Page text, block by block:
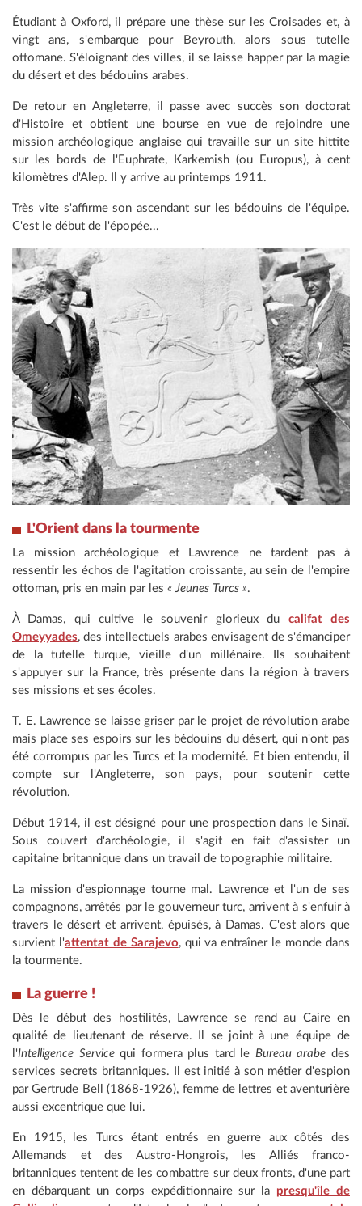
Étudiant à Oxford, il prépare une thèse sur les Croisades et, à
vingt ans, s'embarque pour Beyrouth, alors sous tutelle
ottomane. S'éloignant des villes, il se laisse happer par la magie
du désert et des bédouins arabes.
De retour en Angleterre, il passe avec succès son doctorat
d'Histoire et obtient une bourse en vue de rejoindre une
mission archéologique anglaise qui travaille sur un site hittite
sur les bords de l'Euphrate, Karkemish (ou Europus), à cent
kilomètres d'Alep. Il y arrive au printemps 1911.
Très vite s'affirme son ascendant sur les bédouins de l'équipe.
C'est le début de l'épopée...
L'Orient dans la tourmente
La mission archéologique et Lawrence ne tardent pas à
ressentir les échos de l'agitation croissante, au sein de l'empire
ottoman, pris en main par les « Jeunes Turcs ».
À Damas, qui cultive le souvenir glorieux du califat des
Omeyyades, des intellectuels arabes envisagent de s'émanciper
de la tutelle turque, vieille d'un millénaire. Ils souhaitent
s'appuyer sur la France, très présente dans la région à travers
ses missions et ses écoles.
T. E. Lawrence se laisse griser par le projet de révolution arabe
mais place ses espoirs sur les bédouins du désert, qui n'ont pas
été corrompus par les Turcs et la modernité. Et bien entendu, il
compte sur l'Angleterre, son pays, pour soutenir cette
révolution.
Début 1914, il est désigné pour une prospection dans le Sinaï.
Sous couvert d'archéologie, il s'agit en fait d'assister un
capitaine britannique dans un travail de topographie militaire.
La mission d'espionnage tourne mal. Lawrence et l'un de ses
compagnons, arrêtés par le gouverneur turc, arrivent à s'enfuir à
travers le désert et arrivent, épuisés, à Damas. C'est alors que
survient l'attentat de Sarajevo, qui va entraîner le monde dans
la tourmente.
La guerre !
Dès le début des hostilités, Lawrence se rend au Caire en
qualité de lieutenant de réserve. Il se joint à une équipe de
l'Intelligence Servicequi formera plus tard le Bureau arabe des
services secrets britanniques. Il est initié à son métier d'espion
par Gertrude Bell (1868-1926), femme de lettres et aventurière
aussi excentrique que lui.
En 1915, les Turcs étant entrés en guerre aux côtés des
Allemands et des Austro-Hongrois, les Alliés franco-
britanniques tentent de les combattre sur deux fronts, d'une part
en débarquant un corps expéditionnaire sur la presqu'île de